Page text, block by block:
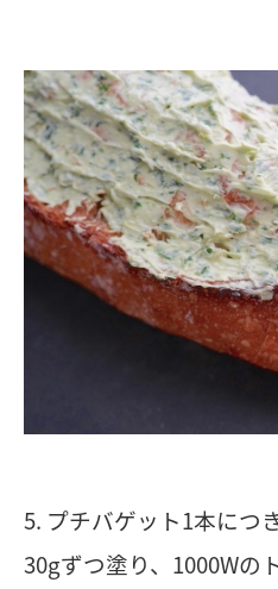
5. プチバゲット1本につ
30gずつ塗り、1000Wの